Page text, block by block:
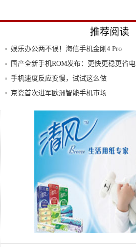
推荐阅读
娱乐办公两不误！海信手机金刚4 Pro
国产全新手机ROM发布：更快更稳更省电
手机速度反应变慢，试试这么做
京瓷首次进军欧洲智能手机市场
采用弯曲屏幕的腕表式手机nubia α上手试